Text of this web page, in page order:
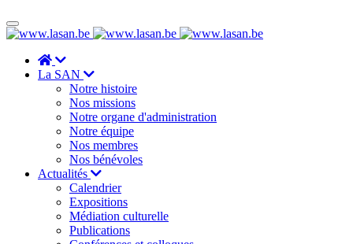
La SAN
Notre histoire
Nos missions
Notre organe d'administration
Notre équipe
Nos membres
Nos bénévoles
Actualités
Calendrier
Expositions
Médiation culturelle
Publications